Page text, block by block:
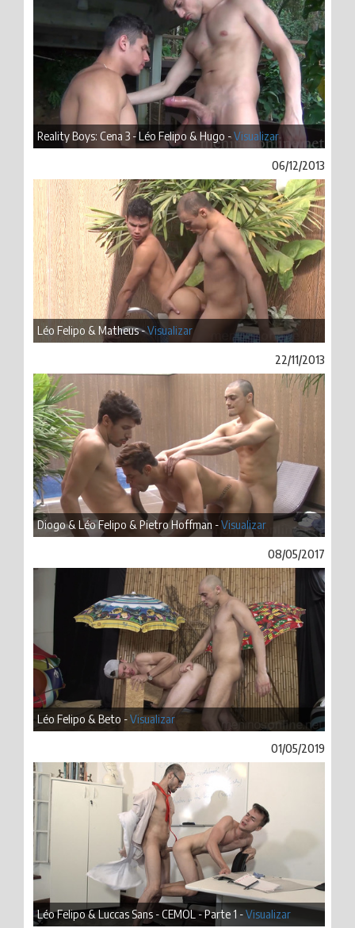
Reality Boys: Cena 3 - Léo Felipo & Hugo -Visualizar
06/12/2013
Léo Felipo & Matheus -Visualizar
22/11/2013
Diogo & Léo Felipo & Pietro Hoffman -Visualizar
08/05/2017
Léo Felipo & Beto -Visualizar
01/05/2019
Léo Felipo & Luccas Sans - CEMOL - Parte 1 -Visualizar